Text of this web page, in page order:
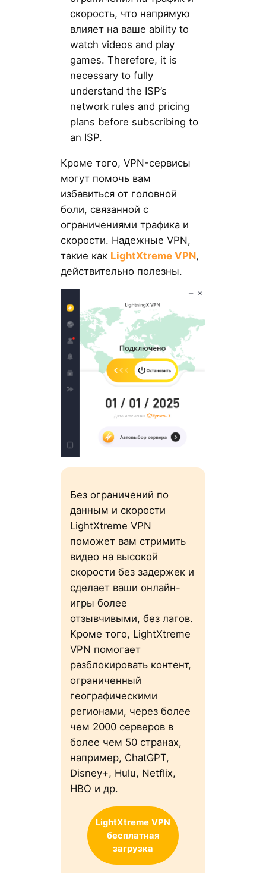
скорость, что напрямую
влияет на ваше ability to
watch videos and play
games. Therefore, it is
necessary to fully
understand the ISP’s
network rules and pricing
plans before subscribing to
an ISP.
Кроме того, VPN-сервисы
могут помочь вам
избавиться от головной
боли, связанной с
ограничениями трафика и
скорости. Надежные VPN,
такие как LightXtreme VPN,
действительно полезны.
Без ограничений по
данным и скорости
LightXtreme VPN
поможет вам стримить
видео на высокой
скорости без задержек и
сделает ваши онлайн-
игры более
отзывчивыми, без лагов.
Кроме того, LightXtreme
VPN помогает
разблокировать контент,
ограниченный
географическими
регионами, через более
чем 2000 серверов в
более чем 50 странах,
например, ChatGPT,
Disney+, Hulu, Netflix,
HBO и др.
LightXtreme VPN
бесплатная
загрузка